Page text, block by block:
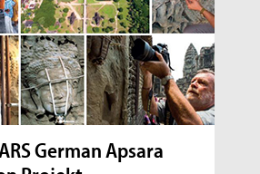
German Apsara